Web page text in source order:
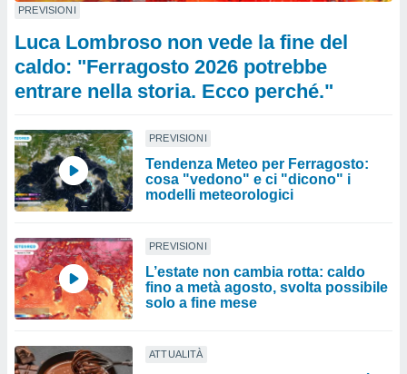
PREVISIONI
Luca Lombroso non vede la fine del
caldo: "Ferragosto 2026 potrebbe
entrare nella storia. Ecco perché."
PREVISIONI
Tendenza Meteo per Ferragosto:
cosa "vedono" e ci "dicono" i
modelli meteorologici
PREVISIONI
L’estate non cambia rotta: caldo
fino a metà agosto, svolta possibile
solo a fine mese
ATTUALITÀ